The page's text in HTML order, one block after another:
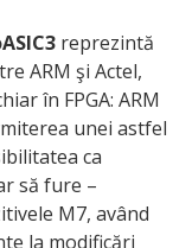
reprezintă
ARM şi Actel,
în FPGA: ARM
unei astfel
ca
să fure –
M7, având
la modificări